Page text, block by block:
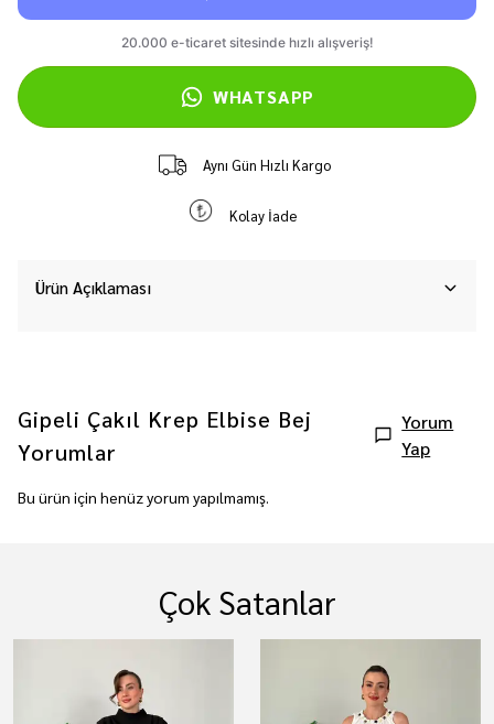
WHATSAPP
Aynı Gün Hızlı Kargo
Kolay İade
Ürün Açıklaması
Gipeli Çakıl Krep Elbise Bej
Yorumlar
Yorum
Yap
Bu ürün için henüz yorum yapılmamış.
Çok Satanlar